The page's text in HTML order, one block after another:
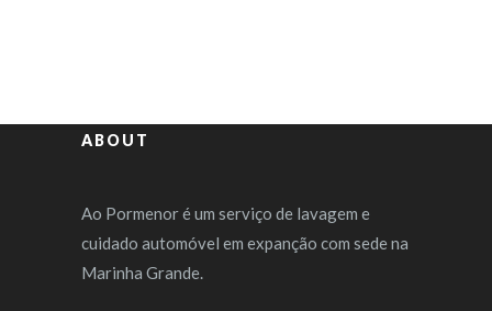
ABOUT
Ao Pormenor é um serviço de lavagem e
cuidado automóvel em expanção com sede na
Marinha Grande.